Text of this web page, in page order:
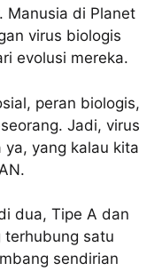
Manusia di Planet
virus biologis
evolusi mereka.
peran biologis,
Jadi, virus
yang kalau kita
dua, Tipe A dan
terhubung satu
sendirian